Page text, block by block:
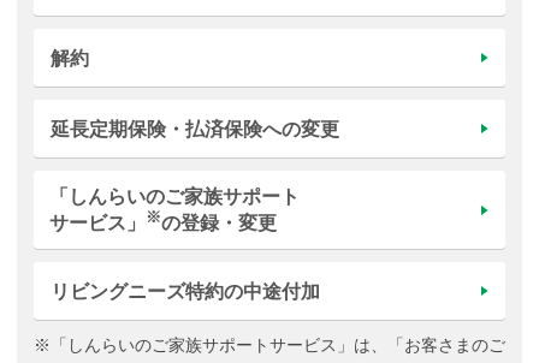
解約
延長定期保険・払済保険への変更
「しんらいのご家族サポート
サービス」
※の登録・変更
リビングニーズ特約の中途付加
※「しんらいのご家族サポートサービス」は、「お客さまのご